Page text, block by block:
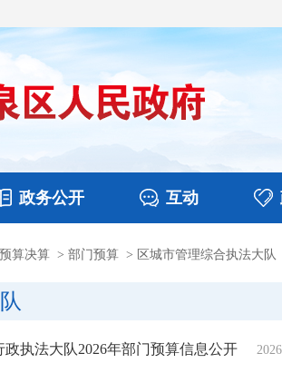
图片新闻 视频播报 部门
政务公开
政预决算
互动
政务咨询 行
涉企收费目录清单
预算决算 > 部门预算 > 区城市管理综合执法大队
执法大队2026年部门预算信息公开